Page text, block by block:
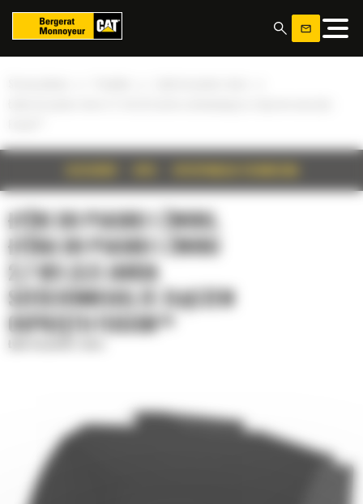
ŁYŻKI DO PIASKU I ŻWIRU,
ŁYŻKA DO PIASKU I ŻWIRU
2,7 M3 (3,5 JARDA
SZEŚCIENNEGO) ZE ZŁĄCZEM
OSPRZĘTU FUSION™
Panel zarządzania plikami cookies